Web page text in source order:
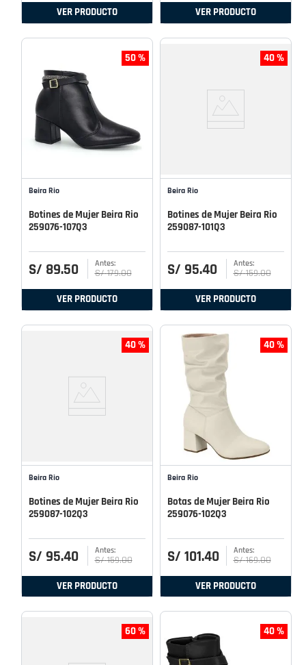
VER PRODUCTO VER PRODUCTO
50 %
Beira Rio
Botines de Mujer Beira Rio
259076-107Q3
S/ 89.50 S/ 179.00
VER PRODUCTO
40 %
Beira Rio
Botines de Mujer Beira Rio
259087-101Q3
S/ 95.40 S/ 159.00
VER PRODUCTO
40 %
Beira Rio
Botines de Mujer Beira Rio
259087-102Q3
S/ 95.40 S/ 159.00
VER PRODUCTO
40 %
Beira Rio
Botas de Mujer Beira Rio
259076-102Q3
S/ 101.40 S/ 169.00
VER PRODUCTO
60 % 40 %